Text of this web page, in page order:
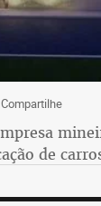
de